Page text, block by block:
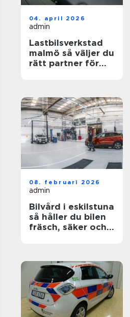
04. april 2026
admin
Lastbilsverkstad
malmö så väljer du
rätt partner för
08. februari 2026
admin
Bilvård i eskilstuna
så håller du bilen
fräsch, säker och